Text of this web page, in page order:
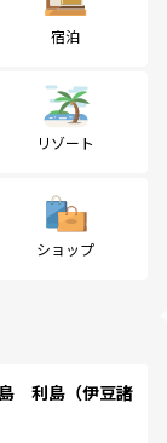
宿泊
リゾート
ショップ
利島（伊豆諸